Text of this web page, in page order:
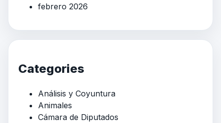
febrero 2026
Categories
Análisis y Coyuntura
Animales
Cámara de Diputados